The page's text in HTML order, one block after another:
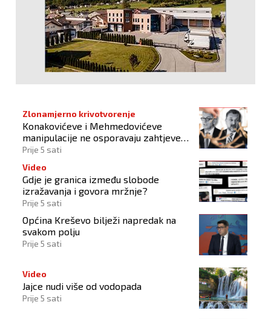
Zlonamjerno krivotvorenje
Konakovićeve i Mehmedovićeve
manipulacije ne osporavaju zahtjeve
Hrvata
Prije 5 sati
Video
Gdje je granica između slobode
izražavanja i govora mržnje?
Prije 5 sati
Općina Kreševo bilježi napredak na
svakom polju
Prije 5 sati
Video
Jajce nudi više od vodopada
Prije 5 sati